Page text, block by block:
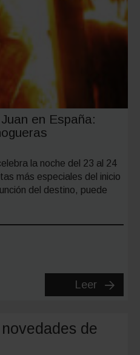
en España:
la noche del 23 al 24
más especiales del inicio
del destino, puede
Leer
Dónde
de